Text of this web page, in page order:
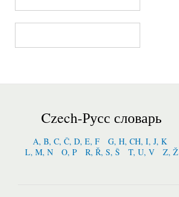
Czech-Русс словарь
A, B, C, Č, D, E, F
G, H, CH, I, J, K
L, M, N
O, P R, Ř, S, Š T, U, V Z, Ž